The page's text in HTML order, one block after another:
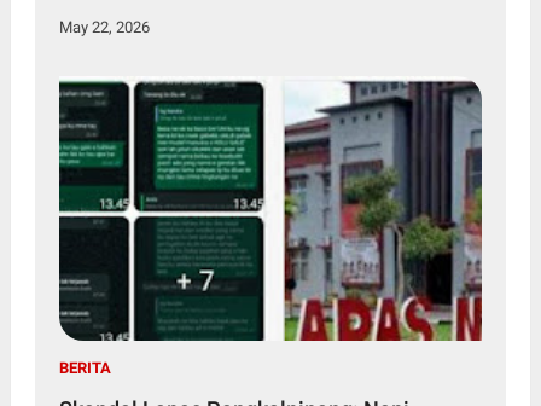
May 22, 2026
BERITA